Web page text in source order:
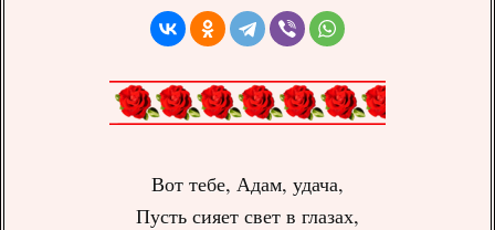
Вот тебе, Адам, удача,
Пусть сияет свет в глазах,